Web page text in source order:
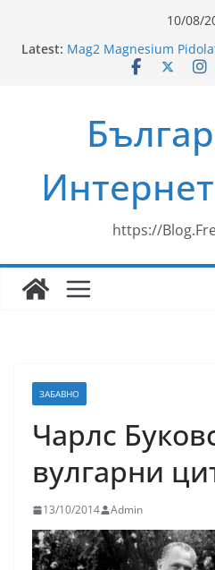
10/08/
Latest: Mag2 Magnesium
здравето на
Ново риалити
„Свекървата“
Здравословни Рецепти
https://
ЗАБАВНО
Чарлс
вулгарни
13/10/2014 Admin